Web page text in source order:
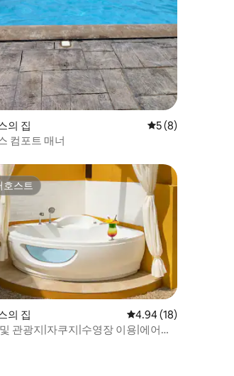
), 후기 39개
의 집 평점 5점(5점 만점
5 (8)
컴포트 매너
), 후기 56개
호스트
호스트
의 집 평점 4.94점(5점 만점
4.94 (18)
관광지|자쿠지|수영장 이용|에어컨|